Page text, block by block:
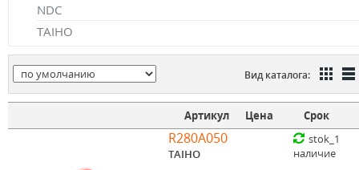
NDC
TAIHO
Вид каталога:
Артикул Цена Срок
R280A050
TAIHO
stok_1
наличие